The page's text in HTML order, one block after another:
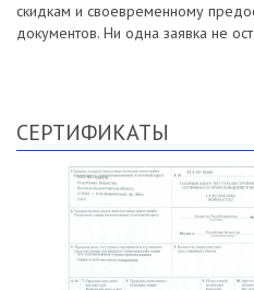
скидкам и своевременному
документов. Ни одна заявка не
СЕРТИФИКАТЫ